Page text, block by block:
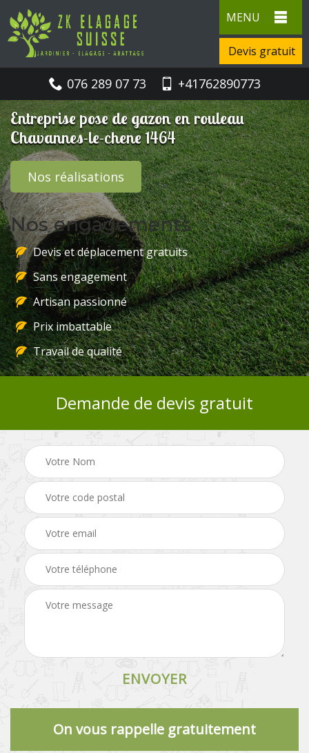
MENU
Devis gratuit
076 289 07 73 +41762890773
Entreprise pose de gazon en rouleau
Chavannes-le-chene 1464
Nos réalisations
Nos engagements
Devis et déplacement gratuits
Sans engagement
Artisan passionné
Prix imbattable
Travail de qualité
Demande de devis gratuit
On vous rappelle gratuitement